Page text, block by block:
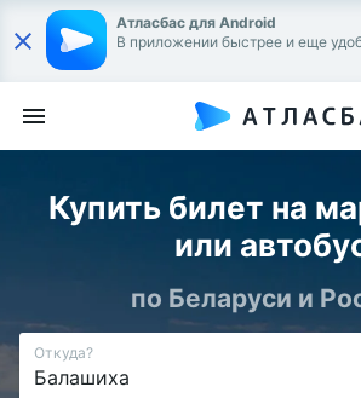
Атласбас для Android
В приложении быстрее и еще
Купить билет на
или
по Беларуси и
Откуда?